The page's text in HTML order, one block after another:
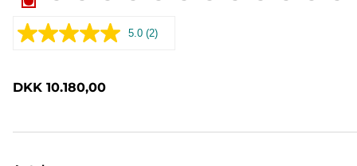
5.0 Læs
(2)
DKK 10.180,00